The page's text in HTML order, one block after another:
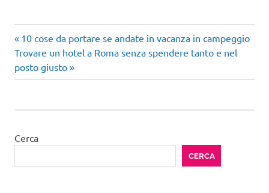
Navigazione
articoli
Articolo
precedente:
10 cose da portare se andate in vacanza in campeggio
Articolo
successivo:
Trovare un hotel a Roma senza spendere tanto e nel
posto giusto
Cerca
CERCA